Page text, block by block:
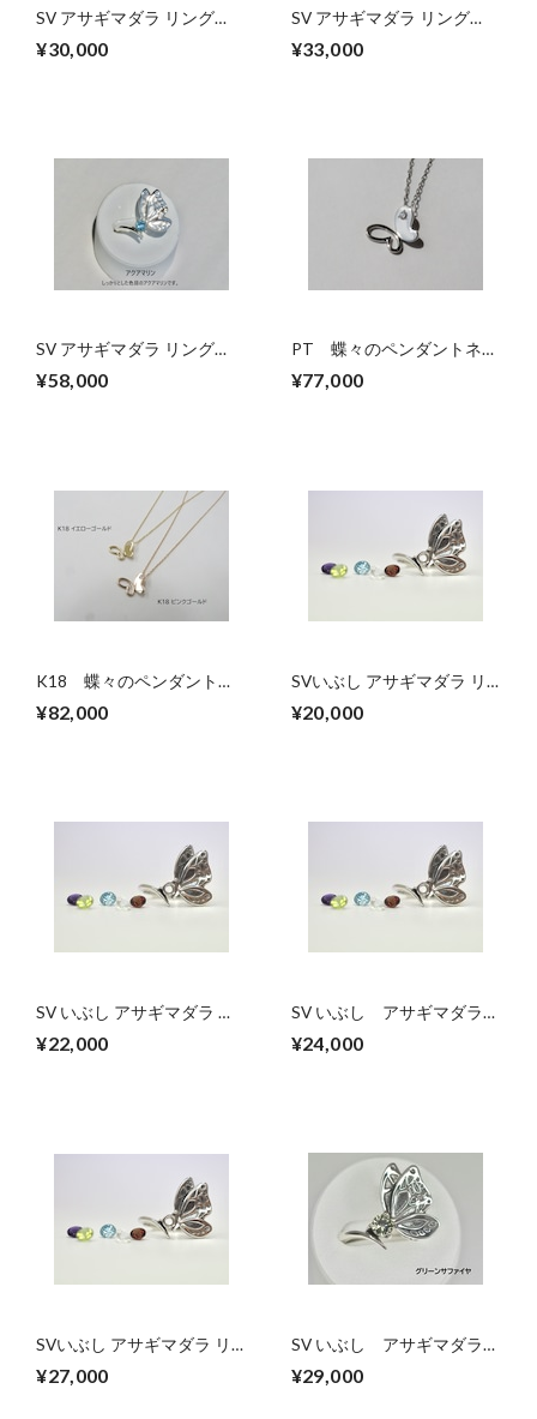
SV アサギマダラ リング
ン・タンザナイト・ジルコ
¥30,000
SV アサギマダラ リング
イト・トパーズ・Gベリル
¥33,000
SV アサギマダラ リング
【セミオーダー】アクアマ
リン
¥58,000
PT 蝶々のペンダントネッ
クレス
¥77,000
K18 蝶々のペンダントネ
¥82,000
SVいぶし アサギマダラ リ
ネット・アメシスト・ペリ
¥20,000
SV いぶし アサギマダラ リ
ンパンガーネット・ロイヤ
¥22,000
SV いぶし アサギマダラ
ルマリン・タンザナイト・
¥24,000
SVいぶし アサギマダラ リ
ーズ・Gベリル
¥27,000
SV いぶし アサギマダラ
リーンサファイヤ
¥29,000